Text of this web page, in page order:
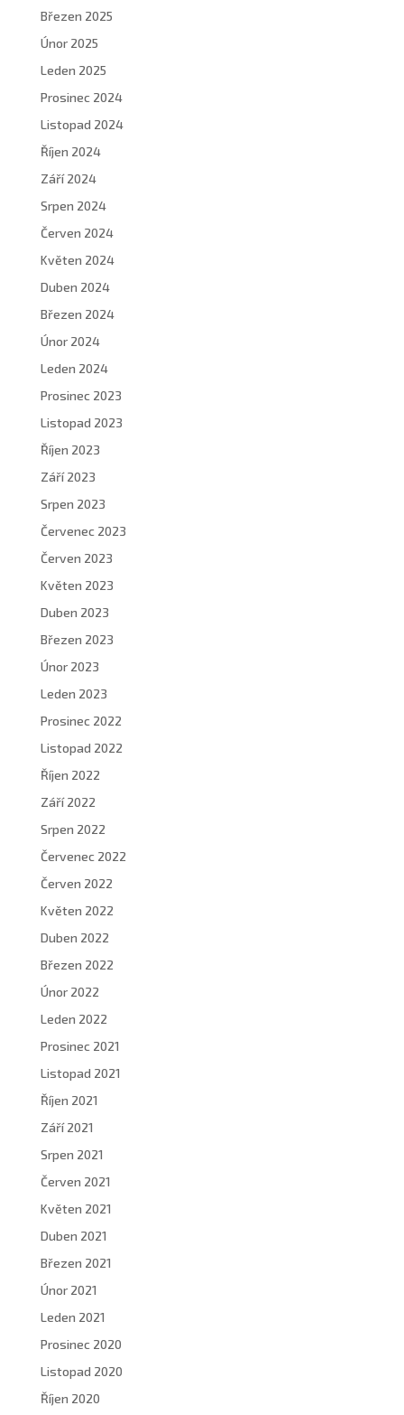
Březen 2025
Únor 2025
Leden 2025
Prosinec 2024
Listopad 2024
Říjen 2024
Září 2024
Srpen 2024
Červen 2024
Květen 2024
Duben 2024
Březen 2024
Únor 2024
Leden 2024
Prosinec 2023
Listopad 2023
Říjen 2023
Září 2023
Srpen 2023
Červenec 2023
Červen 2023
Květen 2023
Duben 2023
Březen 2023
Únor 2023
Leden 2023
Prosinec 2022
Listopad 2022
Říjen 2022
Září 2022
Srpen 2022
Červenec 2022
Červen 2022
Květen 2022
Duben 2022
Březen 2022
Únor 2022
Leden 2022
Prosinec 2021
Listopad 2021
Říjen 2021
Září 2021
Srpen 2021
Červen 2021
Květen 2021
Duben 2021
Březen 2021
Únor 2021
Leden 2021
Prosinec 2020
Listopad 2020
Říjen 2020